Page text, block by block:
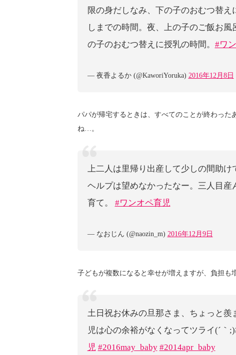
限の身だしなみ、下の子のおむつ替
しまでの時間。夜、上の子のご飯お
の子のおむつ替えに授乳の時間。 #ワ
— 夜香よるか (@KaworiYoruka) 2016年12月8日
パパが帰宅するときは、すべてのことが終わった
ね…。
上二人は里帰り出産して少しの間助
ヘルプは望めなかったなー。三人目
育て。 #ワンオペ育児
— なおじん (@naozin_m) 2016年12月9日
子どもが複数になると幸せが増えますが、負担も
土日祝お休みの旦那さま、ちょっと
児は心の余裕がなくなってツライ(´｀
児 #2016may_baby #2014apr_baby